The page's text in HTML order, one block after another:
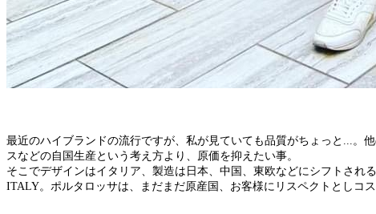
最近のハイブランドの流行ですが、私が見ていても品質がちょっと...。
スなどの自国生産という考え方より、原価を抑えたい事。
そこでデザインはイタリア、製造は日本、中国、東欧などにシフトさ
ITALY。ポルタロッサは、まだまだ原産国、お客様にリスペクトとしコス